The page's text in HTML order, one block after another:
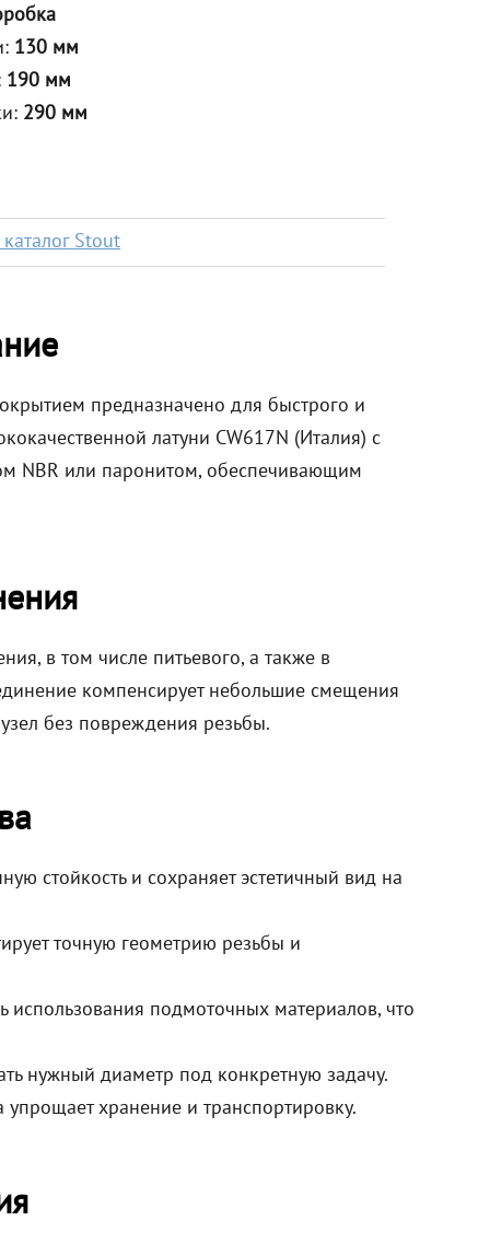
130 мм
190 мм
290 мм
Stout
предназначено для быстрого и
латуни CW617N (Италия) с
NBR или паронитом, обеспечивающим
в том числе питьевого, а также в
компенсирует небольшие смещения
без повреждения резьбы.
стойкость и сохраняет эстетичный вид на
точную геометрию резьбы и
использования подмоточных материалов, что
нужный диаметр под конкретную задачу.
хранение и транспортировку.